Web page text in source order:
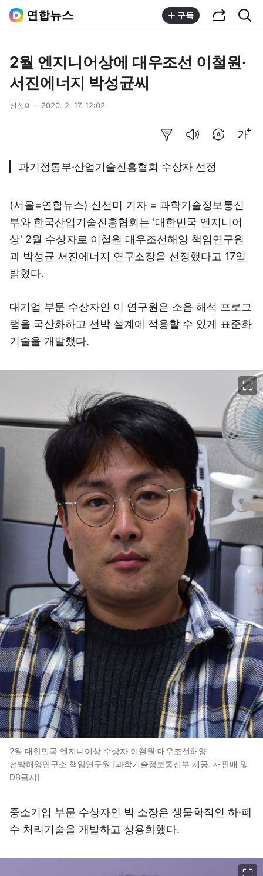
연합뉴스 구독
2월 엔지니어상에 대우조선 이철원·
서진에너지 박성균씨
신선미 2020. 2. 17. 12:02
과기정통부·산업기술진흥협회 수상자 선정
(서울=연합뉴스) 신선미 기자 = 과학기술정보통신
부와 한국산업기술진흥협회는 '대한민국 엔지니어
상' 2월 수상자로 이철원 대우조선해양 책임연구원
과 박성균 서진에너지 연구소장을 선정했다고 17일
밝혔다.
대기업 부문 수상자인 이 연구원은 소음 해석 프로그
램을 국산화하고 선박 설계에 적용할 수 있게 표준화
기술을 개발했다.
2월 대한민국 엔지니어상 수상자 이철원 대우조선해양
선박해양연구소 책임연구원 [과학기술정보통신부 제공. 재판매 및
DB금지]
중소기업 부문 수상자인 박 소장은 생물학적인 하·폐
수 처리기술을 개발하고 상용화했다.